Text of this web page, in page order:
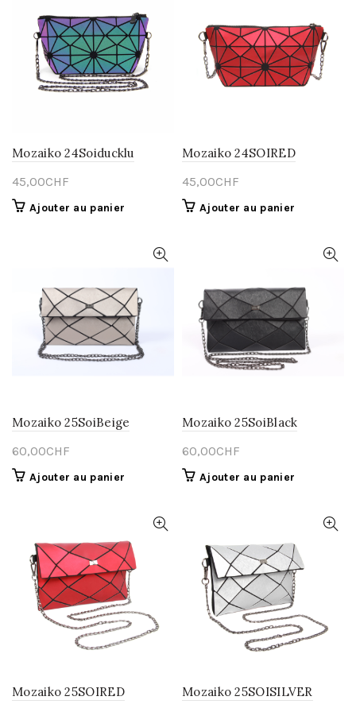
Mozaiko 24Soiducklu
45,00CHF
Ajouter au panier
Mozaiko 24SOIRED
45,00CHF
Ajouter au panier
Mozaiko 25SoiBeige
60,00CHF
Ajouter au panier
Mozaiko 25SoiBlack
60,00CHF
Ajouter au panier
Mozaiko 25SOIRED
Mozaiko 25SOISILVER